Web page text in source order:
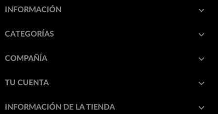
INFORMACIÓN 
CATEGORÍAS 
COMPAÑÍA 
TU CUENTA 
INFORMACIÓN DE LA TIENDA keyboard_arrow_down